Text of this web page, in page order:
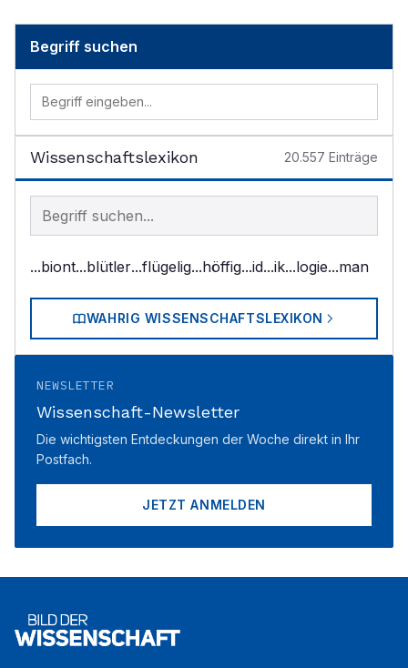
Begriff suchen
Wissenschaftslexikon 20.557 Einträge
Begriff im Lexikon suchen
...biont...blütler...flügelig...höffig...id...ik...logie...man
WAHRIG WISSENSCHAFTSLEXIKON
NEWSLETTER
Wissenschaft-Newsletter
Die wichtigsten Entdeckungen der Woche direkt in Ihr
Postfach.
JETZT ANMELDEN